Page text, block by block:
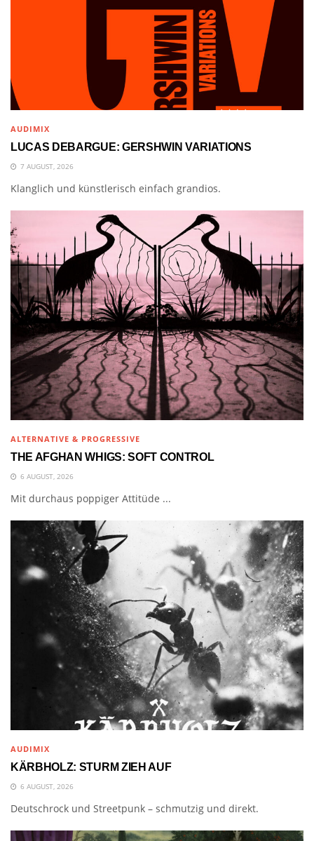
AUDIMIX
LUCAS DEBARGUE: GERSHWIN VARIATIONS
7 AUGUST, 2026
Klanglich und künstlerisch einfach grandios.
ALTERNATIVE & PROGRESSIVE
THE AFGHAN WHIGS: SOFT CONTROL
6 AUGUST, 2026
Mit durchaus poppiger Attitüde ...
AUDIMIX
KÄRBHOLZ: STURM ZIEH AUF
6 AUGUST, 2026
Deutschrock und Streetpunk – schmutzig und direkt.